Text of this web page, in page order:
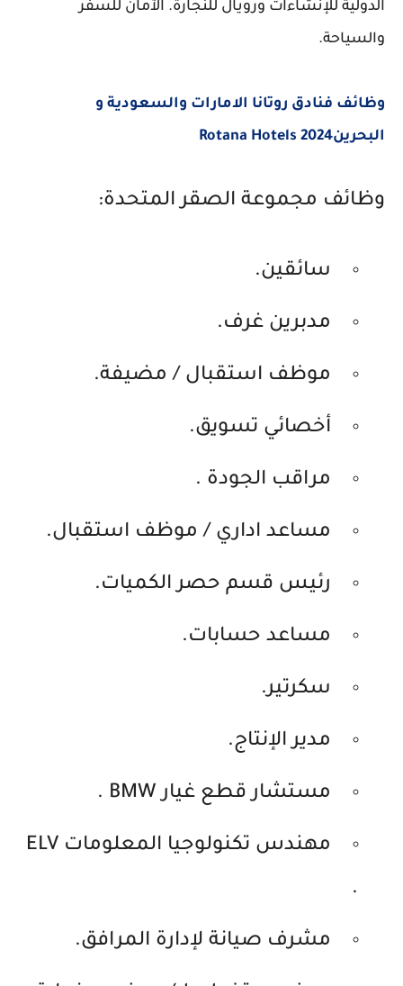
الدولية للإنشاءات ورويال للنجارة. الآمان للسفر
والسياحة.
وظائف فنادق روتانا الامارات والسعودية و
البحرين2024 Rotana Hotels
وظائف مجموعة الصقر المتحدة:
سائقين.
مدبرين غرف.
موظف استقبال / مضيفة.
أخصائي تسويق.
مراقب الجودة .
مساعد اداري / موظف استقبال.
رئيس قسم حصر الكميات.
مساعد حسابات.
سكرتير.
مدير الإنتاج.
مستشار قطع غيار BMW .
مهندس تكنولوجيا المعلومات ELV
.
مشرف صيانة لإدارة المرافق.